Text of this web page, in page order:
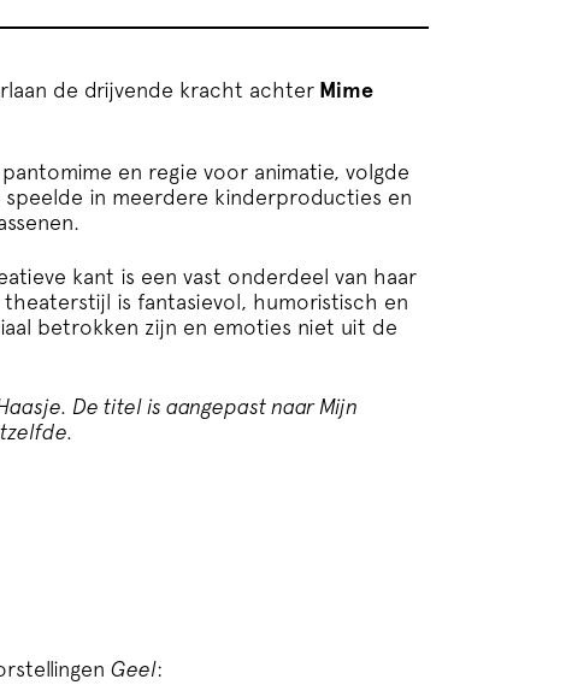
de drijvende kracht achter Mime
en regie voor animatie, volgde
in meerdere kinderproducties en
kant is een vast onderdeel van haar
is fantasievol, humoristisch en
betrokken zijn en emoties niet uit de
De titel is aangepast naar Mijn
Geel: